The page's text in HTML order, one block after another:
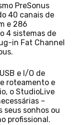
PreSonus
40 canais de
e 286
4 sistemas de
in Fat Channel
e I/O de
roteamento e
o StudioLive
–
sonhos ou
profissional.